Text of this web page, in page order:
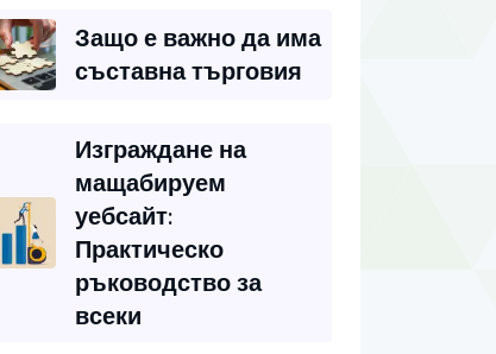
Защо е важно да има
съставна търговия
Изграждане на
мащабируем
уебсайт:
Практическо
ръководство за
всеки